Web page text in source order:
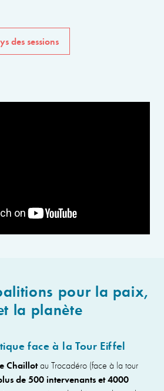
des sessions
pour la paix,
la planète
face à la Tour Eiffel
Chaillotau Trocadéro (face à la tour
de 500 intervenants et 4000